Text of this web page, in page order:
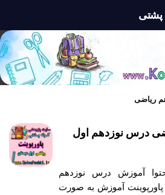
پشتی
ریاضی
درس نوزدهم اول
آموزش درس نوزدهم
پاورپوینت آموزش به صورت